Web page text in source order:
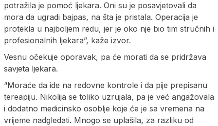
potražila je pomoć ljekara. Oni su je posavjetovali da
mora da ugradi bajpas, na šta je pristala. Operacija je
protekla u najboljem redu, jer je oko nje bio tim stručnih i
profesionalnih ljekara”, kaže izvor.
Vesnu očekuje oporavak, pa će morati da se pridržava
savjeta ljekara.
“Moraće da ide na redovne kontrole i da pije prepisanu
tereapiju. Nikolija se toliko uzrujala, pa je već angažovala
i dodatno medicinsko osoblje koje će je sa vremena na
vrijeme nadgledati. Mnogo se uplašila, za razliku od